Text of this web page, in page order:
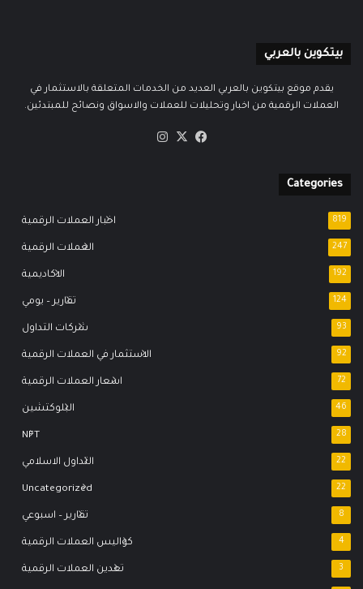
بيتكوين بالعربي
يقدم موقع بيتكوين بالعربي العديد من الخدمات المتعلقة بالاستثمار في
العملات الرقمية من اخبار وتحليلات للعملات والاسواق ونصائح للمبتدئين.
فيسبوك
‫X
Categories
اخبار العملات الرقمية 819
العملات الرقمية 247
الاكاديمية 192
تقارير – يومي 124
شركات التداول 93
الاستثمار في العملات الرقمية 92
اسعار العملات الرقمية 72
البلوكتشين 46
NFT 28
التداول الاسلامي 22
Uncategorized 22
تقارير – اسبوعي 8
كواليس العملات الرقمية 4
تعدين العملات الرقمية 3